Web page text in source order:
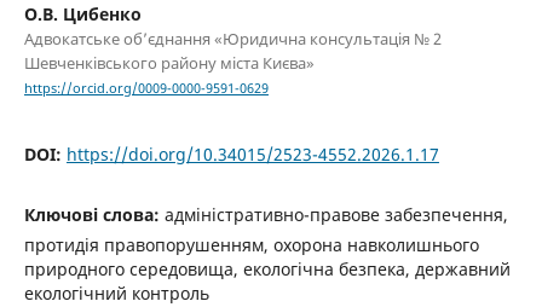
О.В. Цибенко
Адвокатське об’єднання «Юридична консультація № 2
Шевченківського району міста Києва»
https://orcid.org/0009-0000-9591-0629
DOI: https://doi.org/10.34015/2523-4552.2026.1.17
Ключові слова: адміністративно-правове забезпечення,
протидія правопорушенням, охорона навколишнього
природного середовища, екологічна безпека, державний
екологічний контроль